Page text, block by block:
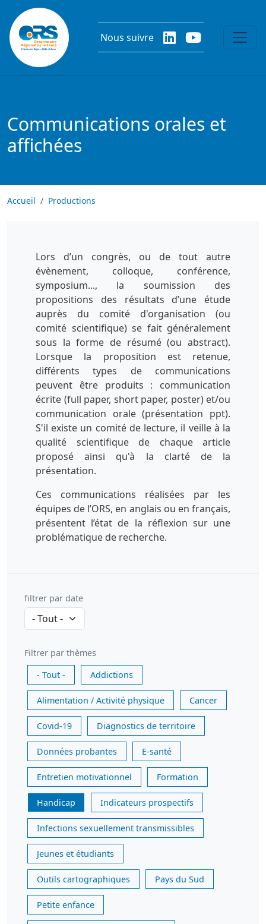
Aller au contenu principal
Nous suivre
Communications orales et
affichées
Accueil Productions
Lors d’un congrès, ou de tout autre
évènement, colloque, conférence,
symposium..., la soumission des
propositions des résultats d’une étude
auprès du comité d'organisation (ou
comité scientifique) se fait généralement
sous la forme de résumé (ou abstract).
Lorsque la proposition est retenue,
différents types de communications
peuvent être produits : communication
écrite (full paper, short paper, poster) et/ou
communication orale (présentation ppt).
S'il existe un comité de lecture, il veille à la
qualité scientifique de chaque article
proposé ainsi qu'à la clarté de la
présentation.
Ces communications réalisées par les
équipes de l’ORS, en anglais ou en français,
présentent l’état de la réflexion sur une
problématique de recherche.
filtrer par date
Filtrer par thèmes
- Tout -
Addictions
Alimentation / Activité physique Cancer
Covid-19 Diagnostics de territoire
Données probantes E-santé
Entretien motivationnel Formation
Handicap Indicateurs prospectifs
Infections sexuellement transmissibles
Jeunes et étudiants
Outils cartographiques Pays du Sud
Petite enfance